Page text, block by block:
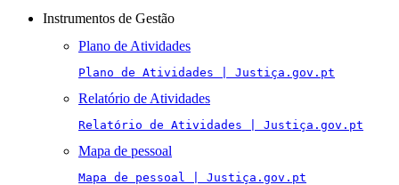
Instrumentos de Gestão
Plano de Atividades
Plano de Atividades | Justiça.gov.pt
Relatório de Atividades
Relatório de Atividades | Justiça.gov.pt
Mapa de pessoal
Mapa de pessoal | Justiça.gov.pt